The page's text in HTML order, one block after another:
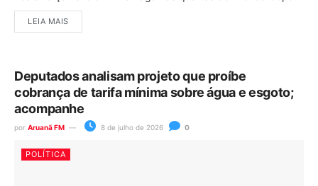
LEIA MAIS
Deputados analisam projeto que proíbe
cobrança de tarifa mínima sobre água e esgoto;
acompanhe
por Aruanã FM 8 de julho de 2026 0
POLÍTICA